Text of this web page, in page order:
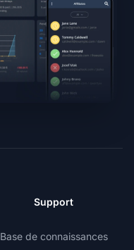
Support
Base de connaissances